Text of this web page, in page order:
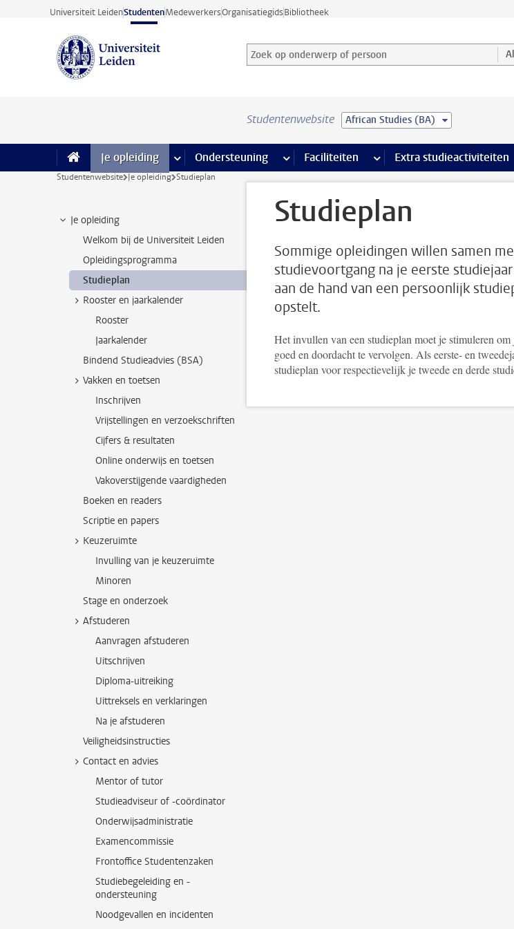
Ga direct naar de inhoud
Universiteit LeidenStudentenMedewerkersOrganisatiegidsBibliotheek
Zoek op onderwerp of persoon en selecteer categorie
Zoekterm
Studentenwebsite African Studies (BA)
Je opleiding meer Je opleiding pagina’s
Ondersteuning meer Ondersteuning pagina’s
Faciliteiten meer Faciliteiten pagina’s
Extra studieactiviteiten
Studentenwebsite Je opleiding Studieplan
Je opleiding
Welkom bij de Universiteit Leiden
Opleidingsprogramma
Studieplan
Rooster en jaarkalender
Rooster
Jaarkalender
Bindend Studieadvies (BSA)
Vakken en toetsen
Inschrijven
Vrijstellingen en verzoekschriften
Cijfers & resultaten
Online onderwijs en toetsen
Vakoverstijgende vaardigheden
Boeken en readers
Scriptie en papers
Keuzeruimte
Invulling van je keuzeruimte
Minoren
Stage en onderzoek
Afstuderen
Aanvragen afstuderen
Uitschrijven
Diploma-uitreiking
Uittreksels en verklaringen
Na je afstuderen
Veiligheidsinstructies
Contact en advies
Mentor of tutor
Studieadviseur of -coördinator
Onderwijsadministratie
Examencommissie
Frontoffice Studentenzaken
Studiebegeleiding en -
ondersteuning
Noodgevallen en incidenten
Studieplan
Sommige opleidingen willen samen
studievoortgang na je eerste
aan de hand van een persoonlijk
opstelt.
Het invullen van een studieplan moet je stimuleren om
goed en doordacht te vervolgen. Als eerste- en
studieplan voor respectievelijk je tweede en derde